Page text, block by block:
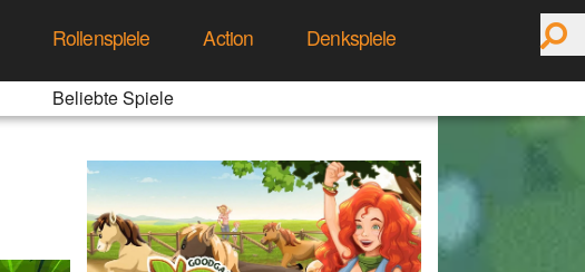
Rollenspiele Action
Denkspiele
Beliebte Spiele